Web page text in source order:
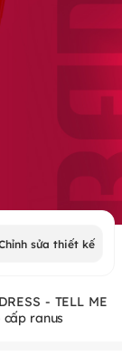
sửa thiết kế
- TELL ME
cấp ranus